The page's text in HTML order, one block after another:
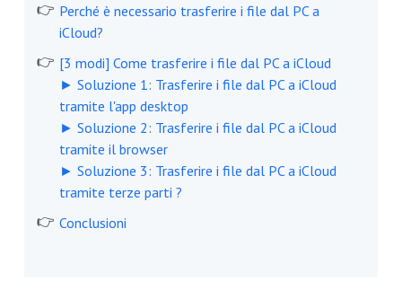
Perché è necessario trasferire i file dal PC a
iCloud?
[3 modi] Come trasferire i file dal PC a iCloud
► Soluzione 1: Trasferire i file dal PC a iCloud
tramite l'app desktop
► Soluzione 2: Trasferire i file dal PC a iCloud
tramite il browser
► Soluzione 3: Trasferire i file dal PC a iCloud
tramite terze parti ?
Conclusioni